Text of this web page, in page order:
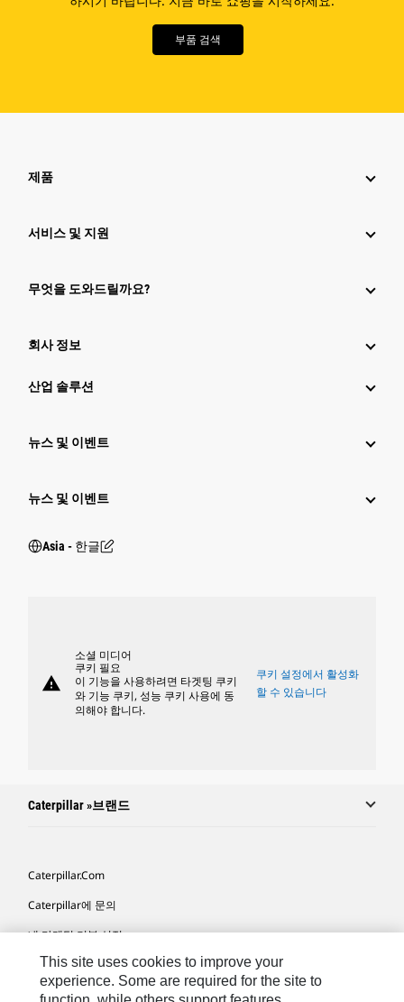
부품 검색
제품
서비스 및 지원
무엇을 도와드릴까요?
회사 정보
산업 솔루션
뉴스 및 이벤트
뉴스 및 이벤트
Asia - 한글
warning
소셜 미디어
쿠키 필요
이 기능을 사용하려면 타겟팅 쿠키
와 기능 쿠키, 성능 쿠키 사용에 동
의해야 합니다.
쿠키 설정에서 활성화
할 수 있습니다
Caterpillar »브랜드
Caterpillar.com
Caterpillar에 문의
내 마케팅 기본 설정
사이트 맵
Cookie Settings
This site uses cookies to improve your
experience. Some are required for the site to